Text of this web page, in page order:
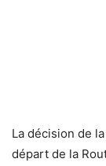
La décision de
départ de la